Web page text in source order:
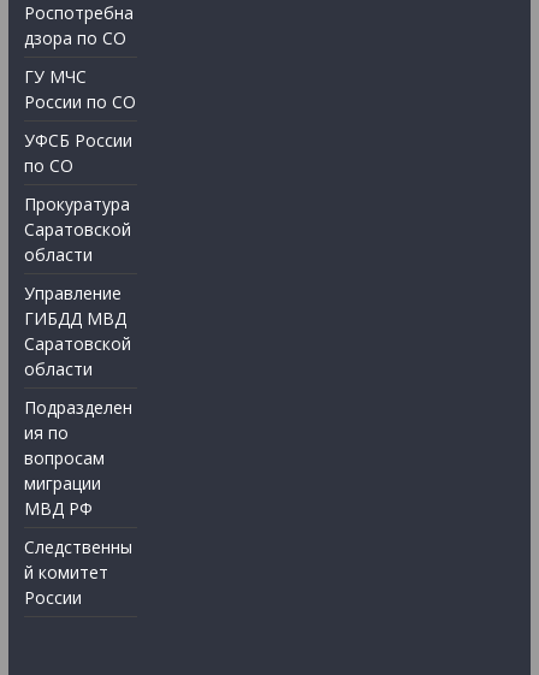
Роспотребна
дзора по СО
ГУ МЧС
России по СО
УФСБ России
по СО
Прокуратура
Саратовской
области
Управление
ГИБДД МВД
Саратовской
области
Подразделен
ия по
вопросам
миграции
МВД РФ
Следственны
й комитет
России